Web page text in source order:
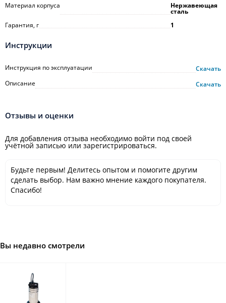
Материал корпуса
Нержавеющая
сталь
Гарантия, г
1
Инструкции
Инструкция по эксплуатации
Скачать
Описание
Скачать
Отзывы и оценки
Для добавления отзыва необходимо войти под своей
учётной записью или зарегистрироваться.
Будьте первым! Делитесь опытом и помогите другим
сделать выбор. Нам важно мнение каждого покупателя.
Спасибо!
Вы недавно смотрели